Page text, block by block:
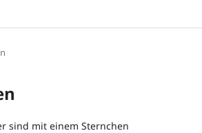
sind mit einem Sternchen